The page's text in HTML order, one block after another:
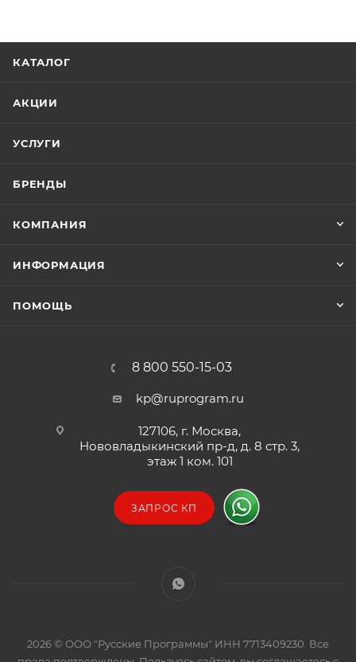
КАТАЛОГ
АКЦИИ
УСЛУГИ
БРЕНДЫ
КОМПАНИЯ
ИНФОРМАЦИЯ
ПОМОЩЬ
8 800 550-15-03
kp@ruprogram.ru
127106, г. Москва,
Нововладыкинский пр-д, д. 8 стр. 3,
этаж 1 ком. 101
ЗАПРОС КП
2026 © ООО "Русские Программы" ИНН 7713409230. Все